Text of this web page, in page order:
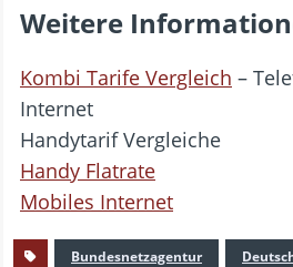
Weitere
Kombi Tarife Vergleich –
Internet
Handytarif Vergleiche
Handy Flatrate
Mobiles Internet
Bundesnetzagentur